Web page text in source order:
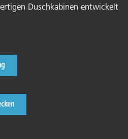
Duschkabinen entwickelt